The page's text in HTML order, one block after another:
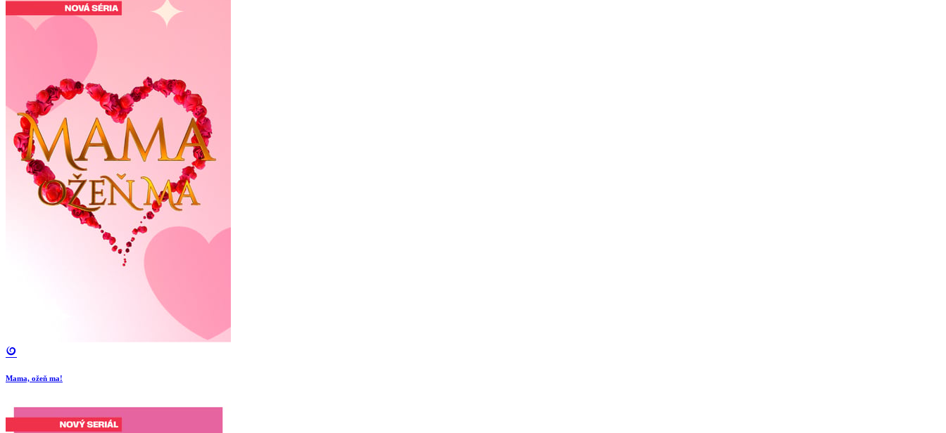
Mama, ožeň ma!